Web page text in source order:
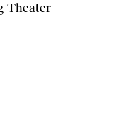
Theater